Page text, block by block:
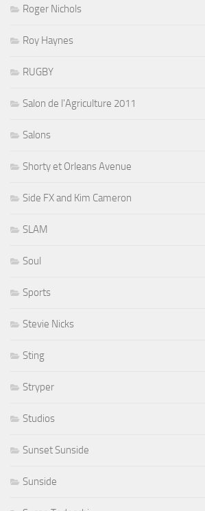
Roger Nichols
Roy Haynes
RUGBY
Salon de l'Agriculture 2011
Salons
Shorty et Orleans Avenue
Side FX and Kim Cameron
SLAM
Soul
Sports
Stevie Nicks
Sting
Stryper
Studios
Sunset Sunside
Sunside